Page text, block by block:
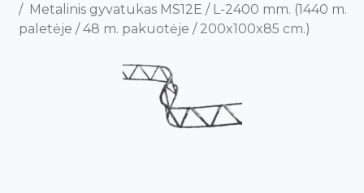
Metalinis gyvatukas MS12E / L-2400 mm. (1440 m.
paletėje / 48 m. pakuotėje / 200x100x85 cm.)